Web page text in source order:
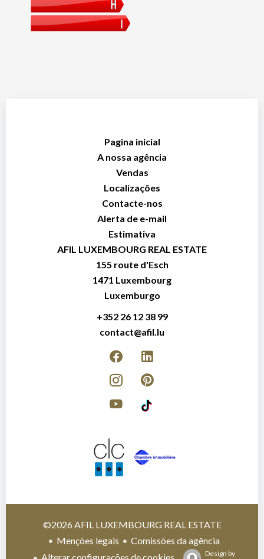
Pagina inicial
A nossa agência
Vendas
Localizações
Contacte-nos
Alerta de e-mail
Estimativa
AFIL LUXEMBOURG REAL ESTATE
155 route d'Esch
1471 Luxembourg
Luxemburgo
+352 26 12 38 99
contact@afil.lu
©2026 AFIL LUXEMBOURG REAL ESTATE
Menções legais
Comissões da agência
Design by